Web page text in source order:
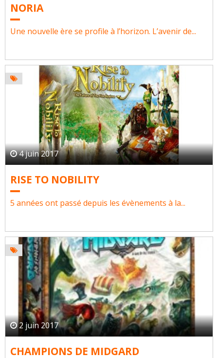
NORIA
Une nouvelle ère se profile à l’horizon. L’avenir de...
4 juin 2017
RISE TO NOBILITY
5 années ont passé depuis les évènements à la...
2 juin 2017
CHAMPIONS DE MIDGARD